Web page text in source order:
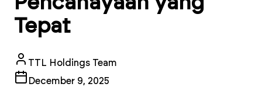
Tepat
TTL Holdings Team
December 9, 2025